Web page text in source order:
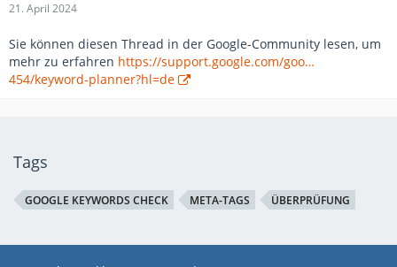
21. April 2024
Sie können diesen Thread in der Google-Community lesen, um
mehr zu erfahren https://support.google.com/goo…
454/keyword-planner?hl=de
Tags
GOOGLE KEYWORDS CHECK META-TAGS ÜBERPRÜFUNG